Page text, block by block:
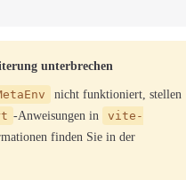
unterbrechen
nicht funktioniert, stellen
-Anweisungen in
vite-
finden Sie in der